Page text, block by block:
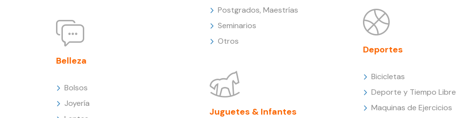
Belleza
Bolsos
Joyería
Postgrados, Maestrías
Seminarios
Otros
Juguetes & Infantes
Deportes
Bicicletas
Deporte y Tiempo Libre
Maquinas de Ejercicios